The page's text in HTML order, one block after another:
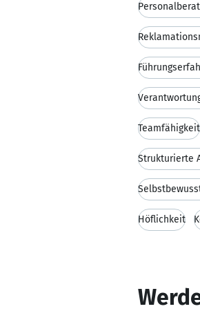
Teamfähigkeit
Strukturierte
Höflichkeit